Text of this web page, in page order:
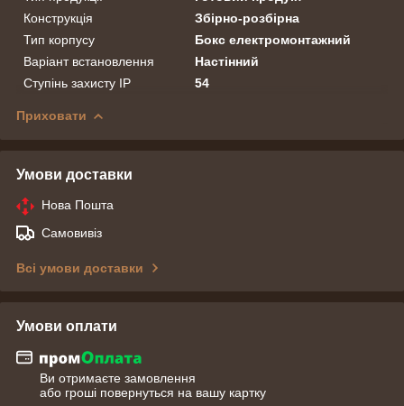
Конструкція
Збірно-розбірна
Тип корпусу
Бокс електромонтажний
Варіант встановлення
Настінний
Ступінь захисту IP
54
Приховати
Умови доставки
Нова Пошта
Самовивіз
Всі умови доставки
Умови оплати
Ви отримаєте замовлення
або гроші повернуться на вашу картку